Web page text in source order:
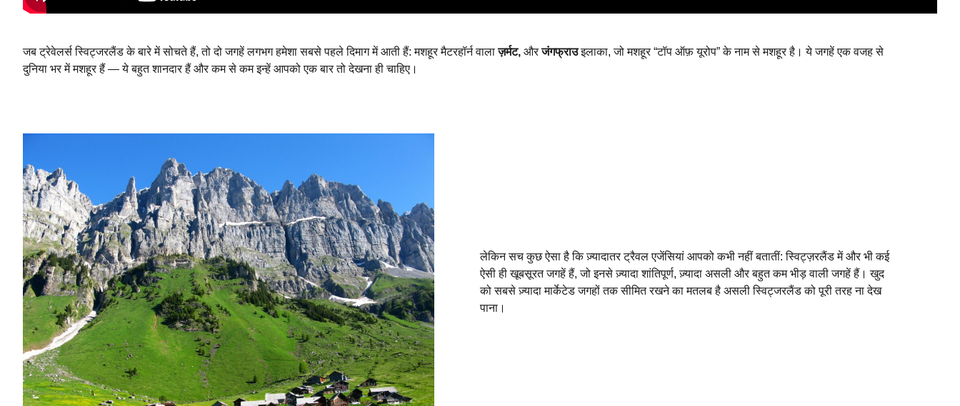
जब ट्रेवेलर्स स्विट्जरलैंड के बारे में सोचते हैं, तो दो जगहें लगभग हमेशा सबसे पहले दिमाग में आती हैं: मशहूर मैटरहॉर्न वालाज़र्मट, औरजंगफ्राउइलाका, जो मशहूर “टॉप ऑफ़ यूरोप” के नाम से मशहूर है। ये जगहें एक वजह से
दुनिया भर में मशहूर हैं — ये बहुत शानदार हैं और कम से कम इन्हें आपको एक बार तो देखना ही चाहिए।
लेकिन सच कुछ ऐसा है कि ज़्यादातर ट्रैवल एजेंसियां आपको कभी नहीं बतातीं: स्विट्ज़रलैंड में और भी कई
ऐसी ही खूबसूरत जगहें हैं, जो इनसे ज़्यादा शांतिपूर्ण, ज़्यादा असली और बहुत कम भीड़ वाली जगहें हैं। खुद
को सबसे ज़्यादा मार्केटेड जगहों तक सीमित रखने का मतलब है असली स्विट्जरलैंड को पूरी तरह ना देख
पाना।